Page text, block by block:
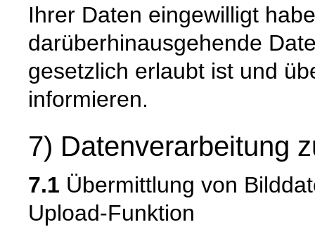
Ihrer Daten eingewilligt
darüberhinausgehende
gesetzlich erlaubt ist und
informieren.
7) Datenverarbeitung
7.1 Übermittlung von
Upload-Funktion